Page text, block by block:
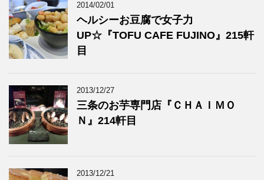
2014/02/01
ヘルシーお豆腐で女子力
UP☆『TOFU CAFE FUJINO』215軒
目
2013/12/27
三条のお芋専門店『ＣＨＡＩＭＯ
Ｎ』214軒目
2013/12/21